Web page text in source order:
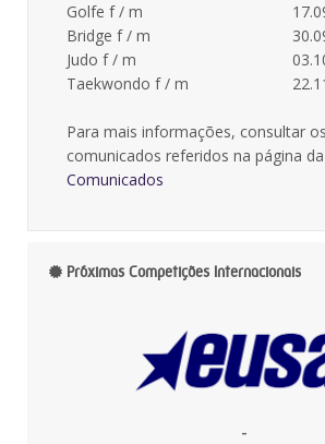
Golfe f / m
Bridge f / m
Judo f / m
Taekwondo f / m
Para mais informações, consultar os
comunicados referidos na página
Comunicados
Próximas Competições Internacionais
-